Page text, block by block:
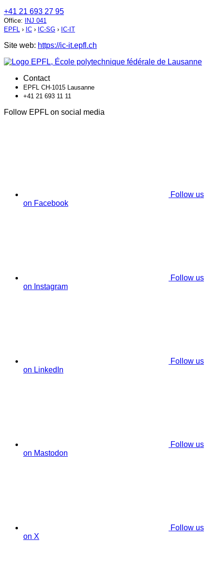
+41 21 693 27 95
Office:
INJ 041
EPFL › IC › IC-SG › IC-IT
Site web: https://ic-it.epfl.ch
Contact
EPFL CH-1015 Lausanne
+41 21 693 11 11
Follow EPFL on social media
Follow us
on Facebook
Follow us
on Instagram
Follow us
on LinkedIn
Follow us
on Mastodon
Follow us
on X